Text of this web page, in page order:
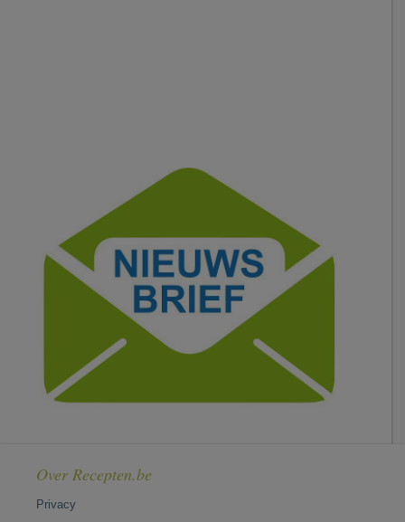
Over Recepten.be
Privacy